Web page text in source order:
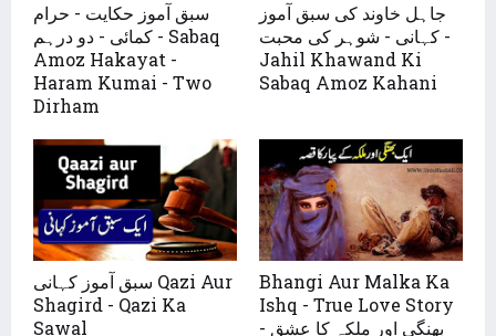
سبق آموز حکایت - حرام
کمائی - دو درہم - Sabaq
Amoz Hakayat -
Haram Kumai - Two
Dirham
جاہل خاوند کی سبق آموز
کہانی - شوہر کی محبت -
Jahil Khawand Ki
Sabaq Amoz Kahani
سبق آموز کہانی Qazi Aur
Shagird - Qazi Ka
Sawal
Bhangi Aur Malka Ka
Ishq - True Love Story
- بھنگی اور ملکہ کا عشق